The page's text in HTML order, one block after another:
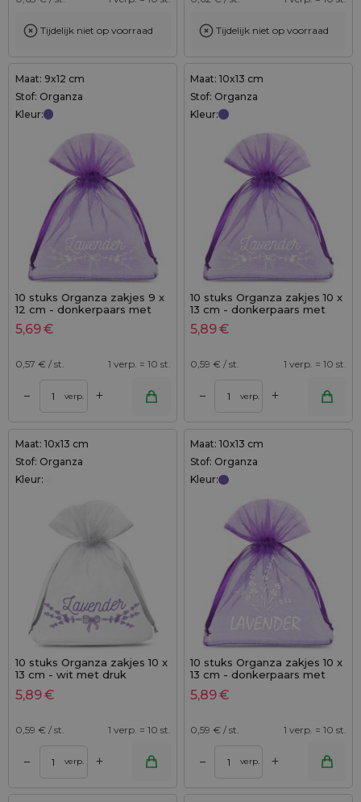
Tijdelijk niet op voorraad Tijdelijk niet op voorraad
Maat: 9x12 cm
Stof: Organza
Kleur:
10 stuks Organza zakjes 9 x
12 cm - donkerpaars met
druk (lavendel) - 3
5,69€
0,57 € / st. 1 verp. = 10 st.
– verp. +
Maat: 10x13 cm
Stof: Organza
Kleur:
10 stuks Organza zakjes 10 x
13 cm - donkerpaars met
druk (lavendel) - 3
5,89€
0,59 € / st. 1 verp. = 10 st.
– verp. +
Maat: 10x13 cm
Stof: Organza
Kleur:
10 stuks Organza zakjes 10 x
13 cm - wit met druk
(lavendel)
5,89€
0,59 € / st. 1 verp. = 10 st.
– verp. +
Maat: 10x13 cm
Stof: Organza
Kleur:
10 stuks Organza zakjes 10 x
13 cm - donkerpaars met
druk (lavendel) - 2
5,89€
0,59 € / st. 1 verp. = 10 st.
– verp. +